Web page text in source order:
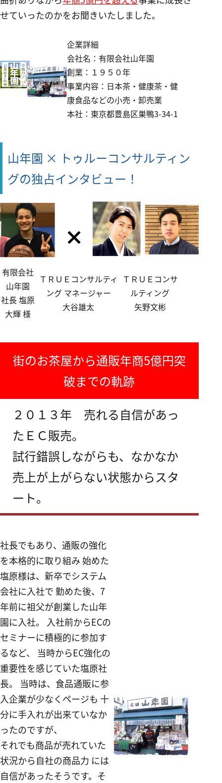
せていったのかをお聞きいたしました。
企業詳細
会社名：有限会社山年園
創業：１９５０年
事業内容：日本茶・健康茶・健
康食品などの小売・卸売業
本社：東京都豊島区巣鴨3-34-1
山年園 × トゥルーコンサルティン
グの独占インタビュー！
有限会社
山年園
社長 塩原
大輝 様
ＴＲＵＥコンサルティ
ング マネージャー
大谷雄太
ＴＲＵＥコンサ
ルティング
矢野文彬
街のお茶屋から通販年商5億円突
破までの軌跡
２０１３年 売れる自信があっ
たＥＣ販売。
試行錯誤しながらも、なかなか
売上が上がらない状態からスタ
ート。
社長でもあり、通販の強化
を本格的に取り組み 始めた
塩原様は、新卒でシステム
会社に入社で 勤めた後、7
年前に祖父が創業した山年
園に入社。 入社前からECの
セミナーに積極的に参加す
るなど、 当時からEC強化の
重要性を感じていた塩原社
長。 当時は、食品通販に参
入企業が少なくページも 十
分に手入れが出来ていなか
ったのですが、
それでも商品が売れていた
状況から自社の商品力 には
自信があったそうです。そ